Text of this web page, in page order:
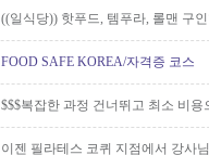
((일식당)) 핫푸드, 템푸라, 롤맨 구
FOOD SAFE KOREA/자격증 코스
$$$복잡한 과정 건너뛰고 최소 비
이젠 필라테스 코퀴 지점에서 강사